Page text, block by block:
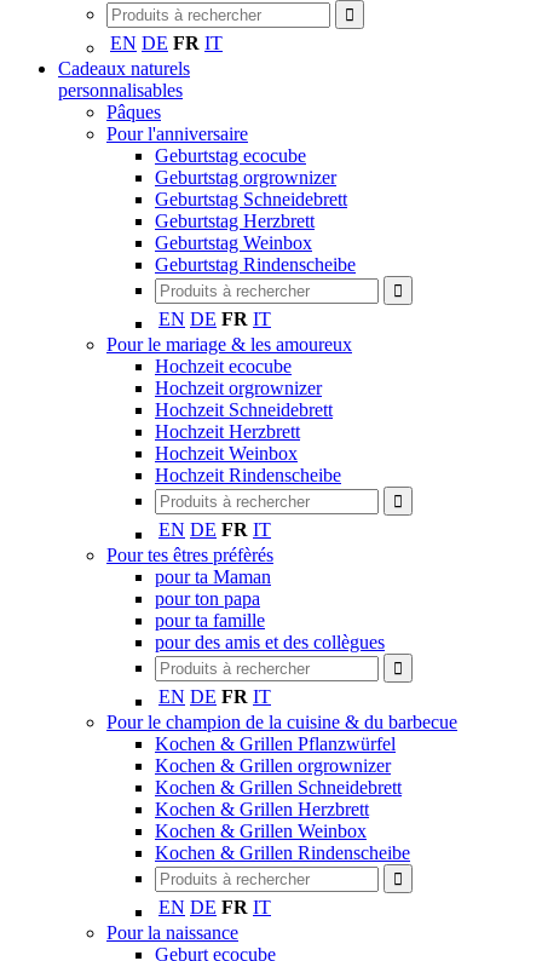
EN DE FR IT
Cadeaux naturels
personnalisables
Pâques
Pour l'anniversaire
Geburtstag ecocube
Geburtstag orgrownizer
Geburtstag Schneidebrett
Geburtstag Herzbrett
Geburtstag Weinbox
Geburtstag Rindenscheibe
EN DE FR IT
Pour le mariage & les amoureux
Hochzeit ecocube
Hochzeit orgrownizer
Hochzeit Schneidebrett
Hochzeit Herzbrett
Hochzeit Weinbox
Hochzeit Rindenscheibe
EN DE FR IT
Pour tes êtres préfèrés
pour ta Maman
pour ton papa
pour ta famille
pour des amis et des collègues
EN DE FR IT
Pour le champion de la cuisine & du barbecue
Kochen & Grillen Pflanzwürfel
Kochen & Grillen orgrownizer
Kochen & Grillen Schneidebrett
Kochen & Grillen Herzbrett
Kochen & Grillen Weinbox
Kochen & Grillen Rindenscheibe
EN DE FR IT
Pour la naissance
Geburt ecocube